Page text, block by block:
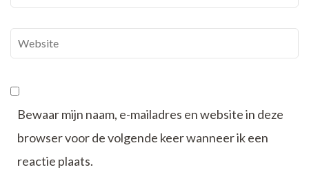
mail*
Website
Bewaar mijn naam, e-mailadres en website in deze
browser voor de volgende keer wanneer ik een
reactie plaats.